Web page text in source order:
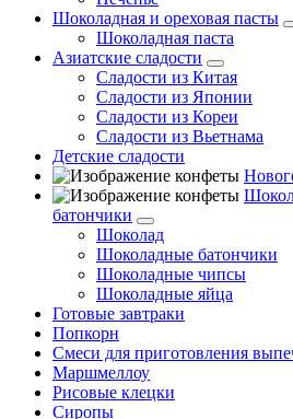
Шоколадная и ореховая пасты
Шоколадная паста
Азиатские сладости
Сладости из Китая
Сладости из Японии
Сладости из Кореи
Сладости из Вьетнама
Детские сладости
батончики
Шоколад
Шоколадные батончики
Шоколадные чипсы
Шоколадные яйца
Готовые завтраки
Попкорн
Смеси для приготовления
Маршмеллоу
Рисовые клецки
Сиропы